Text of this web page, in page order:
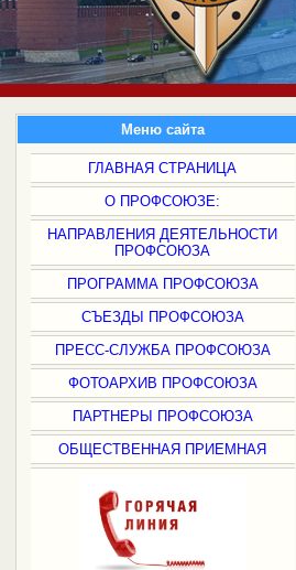
Меню сайта
ГЛАВНАЯ СТРАНИЦА
О ПРОФСОЮЗЕ:
НАПРАВЛЕНИЯ ДЕЯТЕЛЬНОСТИ
ПРОФСОЮЗА
ПРОГРАММА ПРОФСОЮЗА
СЪЕЗДЫ ПРОФСОЮЗА
ПРЕСС-СЛУЖБА ПРОФСОЮЗА
ФОТОАРХИВ ПРОФСОЮЗА
ПАРТНЕРЫ ПРОФСОЮЗА
ОБЩЕСТВЕННАЯ ПРИЕМНАЯ